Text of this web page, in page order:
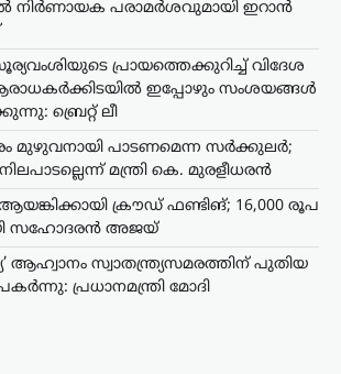
നിർണായക പരാമർശവുമായി ഇറാൻ
പ്രായത്തെക്കുറിച്ച് വിദേശ
ആരാധകർക്കിടയിൽ ഇപ്പോഴും സംശയങ്ങൾ
ബ്രെറ്റ് ലീ
മുഴുവനായി പാടണമെന്ന സർക്കുലർ;
മന്ത്രി കെ. മുരളീധരൻ
ക്രൗഡ് ഫണ്ടിങ്; 16,000 രൂപ
സഹോദരൻ അജയ്
ആഹ്വാനം സ്വാതന്ത്ര്യസമരത്തിന് പുതിയ
പ്രധാനമന്ത്രി മോദി